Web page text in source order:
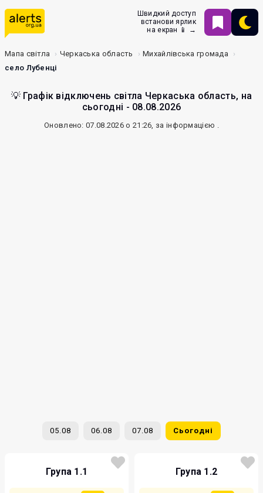
Швидкий доступ
встанови ярлик
на екран 📱 →
Мапа світла Черкаська область
Михайлівська громада
село Лубенці
💡 Графік відключень світла Черкаська область, на
сьогодні - 08.08.2026
Оновлено: 07.08.2026 о 21:26, за інформацією .
05.08 06.08 07.08 Сьогодні
Група 1.1 Група 1.2